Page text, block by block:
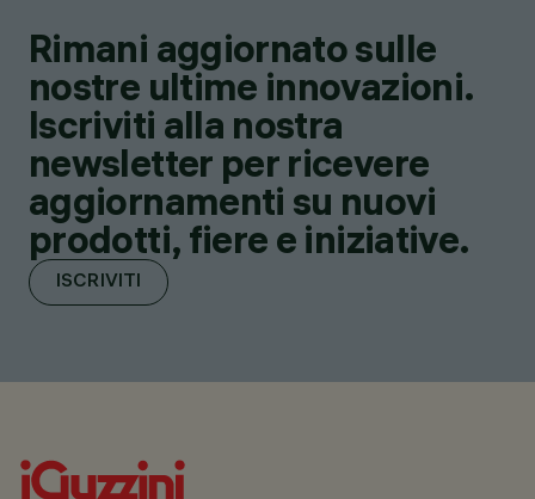
Rimani aggiornato sulle
nostre ultime innovazioni.
Iscriviti alla nostra
newsletter per ricevere
aggiornamenti su nuovi
prodotti, fiere e iniziative.
ISCRIVITI